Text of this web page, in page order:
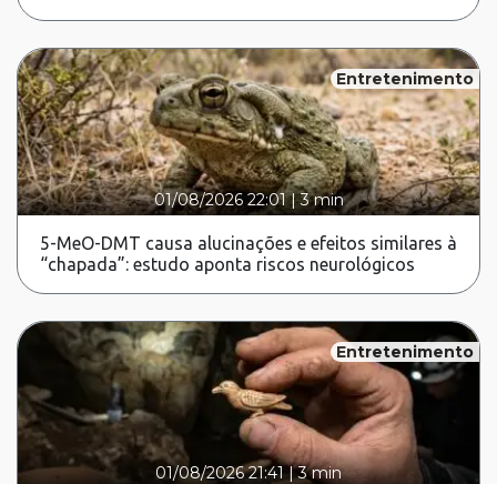
Entretenimento
01/08/2026 22:01|3 min
5-MeO-DMT causa alucinações e efeitos similares à
“chapada”: estudo aponta riscos neurológicos
Entretenimento
01/08/2026 21:41 |3 min